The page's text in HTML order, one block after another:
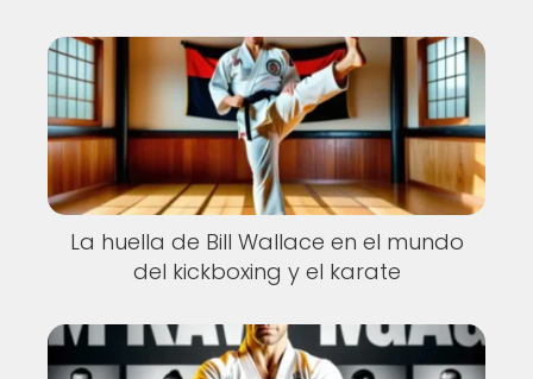
La huella de Bill Wallace en el mundo
del kickboxing y el karate